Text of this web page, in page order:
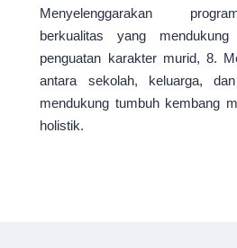
Menyelenggarakan
berkualitas yang
penguatan karakter murid, 8.
antara sekolah, keluarga,
mendukung tumbuh kembang
holistik.